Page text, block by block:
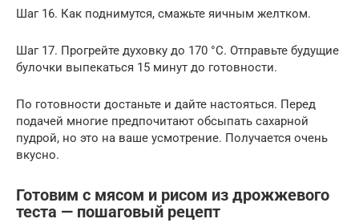
Шаг 16. Как поднимутся, смажьте яичным желтком.
Шаг 17. Прогрейте духовку до 170 °C. Отправьте будущие
булочки выпекаться 15 минут до готовности.
По готовности достаньте и дайте настояться. Перед
подачей многие предпочитают обсыпать сахарной
пудрой, но это на ваше усмотрение. Получается очень
вкусно.
Готовим с мясом и рисом из дрожжевого
теста — пошаговый рецепт